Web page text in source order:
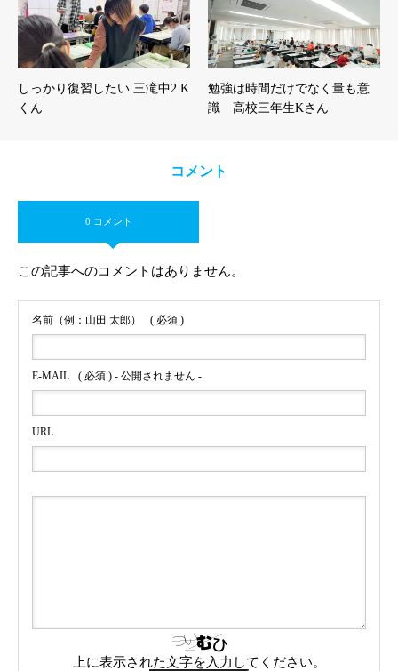
しっかり復習したい 三滝中2 K
くん
勉強は時間だけでなく量も意
識 高校三年生Kさん
コメント
0 コメント
この記事へのコメントはありません。
名前（例：山田 太郎） ( 必須 )
E-MAIL ( 必須 ) - 公開されません -
URL
上に表示された文字を入力してください。